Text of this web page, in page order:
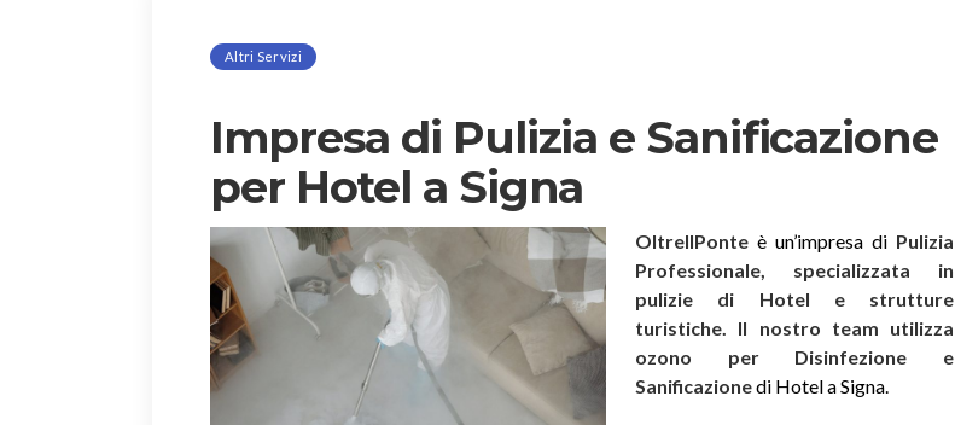
Altri Servizi
Impresa di Pulizia e Sanificazione
per Hotel a Signa
OltreIlPonte è un’impresa di Pulizia
Professionale, specializzata in
pulizie di Hotel e strutture
turistiche. Il nostro team utilizza
ozono per Disinfezione e
Sanificazionedi Hotel a Signa.